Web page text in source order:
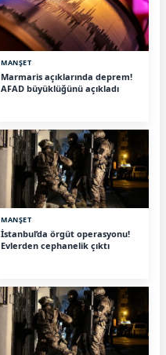
MANŞET
Marmaris açıklarında deprem!
AFAD büyüklüğünü açıkladı
MANŞET
İstanbul’da örgüt operasyonu!
Evlerden cephanelik çıktı